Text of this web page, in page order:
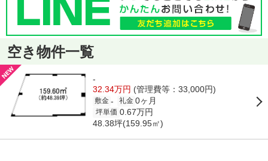
空き物件一覧
-
32.34万円 (管理費等：33,000円)
敷金 - 礼金 0ヶ月
坪単価 0.67万円
48.38坪(159.95㎡)